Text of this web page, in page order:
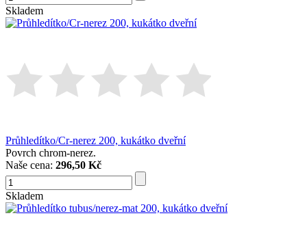
Skladem
Průhledítko/Cr-nerez 200, kukátko dveřní
Povrch chrom-nerez.
Naše cena: 296,50 Kč
Skladem